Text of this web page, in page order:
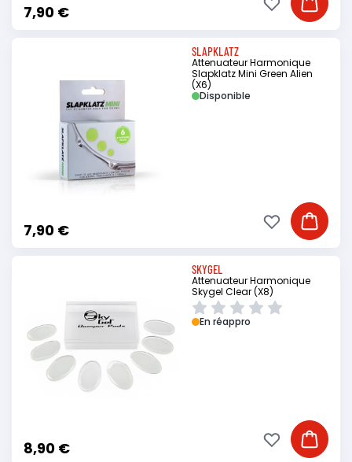
7,90 € Ajouter
Ajouter à ma
SLAPKLATZ
Attenuateur Harmonique
Slapklatz Mini Green Alien
(X6)
7,90 €
Disponible
Ajouter
Ajouter à ma
SKYGEL
Attenuateur Harmonique
Skygel Clear (X8)
8,90 €
En réappro
Ajouter
Ajouter à ma